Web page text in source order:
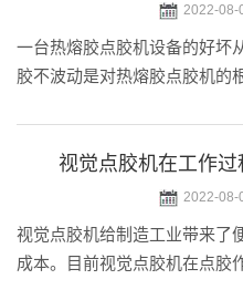
2022-08-
一台热熔胶点胶机设备的好坏
胶不波动是对热熔胶点胶机的
视觉点胶机在工作
2022-08-
视觉点胶机给制造工业带来了
成本。目前视觉点胶机在点胶